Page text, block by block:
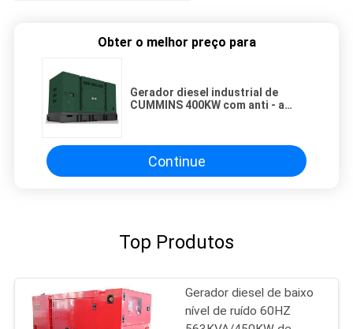
Obter o melhor preço para
Gerador diesel industrial de
CUMMINS 400KW com anti - a
Continue
Top Produtos
Gerador diesel de baixo
nível de ruído 60HZ